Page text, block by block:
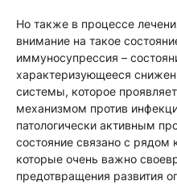
Но также в процессе
внимание на такое
иммуносупрессия –
характеризующееся
системы, которое
механизмом против
патологически активным
состояние связано с рядом
которые очень важно
предотвращения развития